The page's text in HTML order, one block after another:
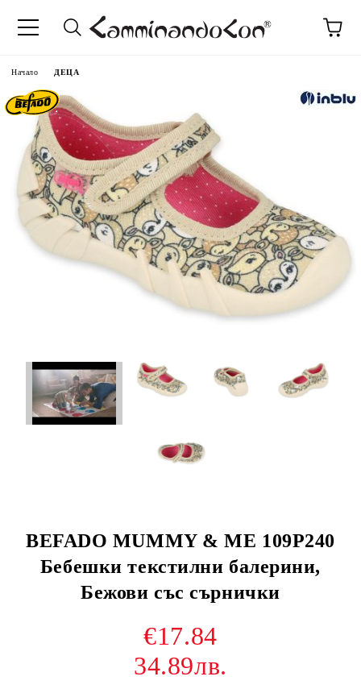
Начало ДЕЦА
BEFADO MUMMY & ME 109P240
Бебешки текстилни балерини,
Бежови със сърнички
€17.84
34.89лв.